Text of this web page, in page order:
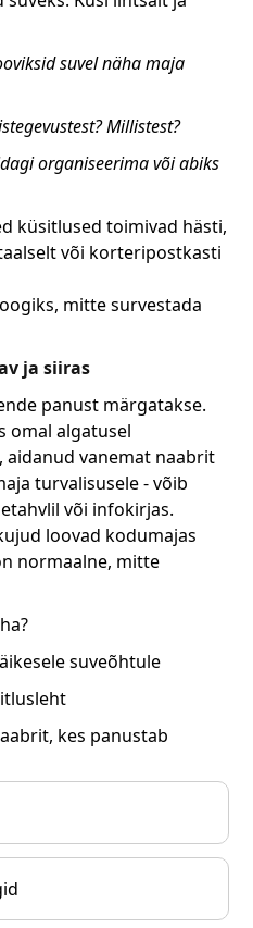
suvel näha maja
Millistest?
organiseerima või abiks
küsitlused toimivad hästi,
või korteripostkasti
mitte survestada
ja siiras
panust märgatakse.
omal algatusel
aidanud vanemat naabrit
turvalisusele - võib
või infokirjas.
loovad kodumajas
normaalne, mitte
suveõhtule
kes panustab